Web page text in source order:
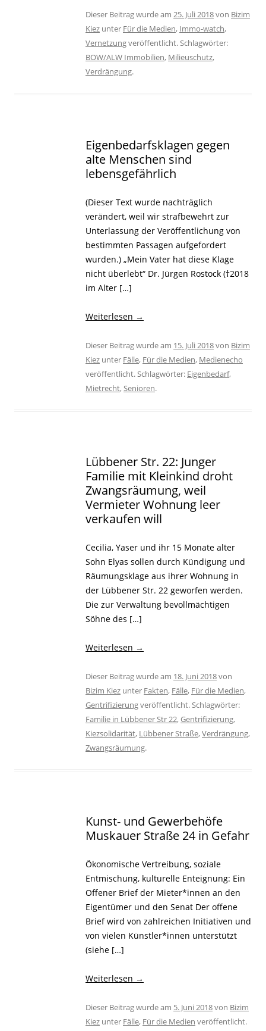
Dieser Beitrag wurde am 25. Juli 2018von Bizim
Kiez unter Für die Medien, Immo-watch,
Vernetzungveröffentlicht. Schlagwörter:
BOW/ALW Immobilien, Milieuschutz,
Verdrängung.
Eigenbedarfsklagen gegen
alte Menschen sind
lebensgefährlich
(Dieser Text wurde nachträglich
verändert, weil wir strafbewehrt zur
Unterlassung der Veröffentlichung von
bestimmten Passagen aufgefordert
wurden.) „Mein Vater hat diese Klage
nicht überlebt“ Dr. Jürgen Rostock (†2018
im Alter […]
Weiterlesen →
Dieser Beitrag wurde am 15. Juli 2018von Bizim
Kiez unter Fälle, Für die Medien, Medienecho
veröffentlicht. Schlagwörter: Eigenbedarf,
Mietrecht,Senioren.
Lübbener Str. 22: Junger
Familie mit Kleinkind droht
Zwangsräumung, weil
Vermieter Wohnung leer
verkaufen will
Cecilia, Yaser und ihr 15 Monate alter
Sohn Elyas sollen durch Kündigung und
Räumungsklage aus ihrer Wohnung in
der Lübbener Str. 22 geworfen werden.
Die zur Verwaltung bevollmächtigen
Söhne des […]
Weiterlesen →
Dieser Beitrag wurde am 18. Juni 2018von
Bizim Kiez unter Fakten, Fälle, Für die Medien,
Gentrifizierungveröffentlicht. Schlagwörter:
Familie in Lübbener Str 22,Gentrifizierung,
Kiezsolidarität, Lübbener Straße,Verdrängung,
Zwangsräumung.
Kunst- und Gewerbehöfe
Muskauer Straße 24 in Gefahr
Ökonomische Vertreibung, soziale
Entmischung, kulturelle Enteignung: Ein
Offener Brief der Mieter*innen an den
Eigentümer und den Senat Der offene
Brief wird von zahlreichen Initiativen und
von vielen Künstler*innen unterstützt
(siehe […]
Weiterlesen →
Dieser Beitrag wurde am 5. Juni 2018von Bizim
Kiez unter Fälle, Für die Medien veröffentlicht.